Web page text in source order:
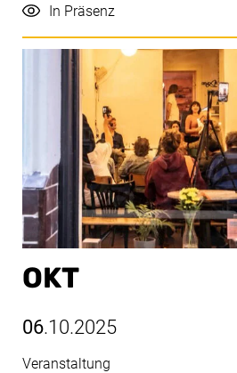
Durchführung
In Präsenz
OKT
06.10.2025
Veranstaltung